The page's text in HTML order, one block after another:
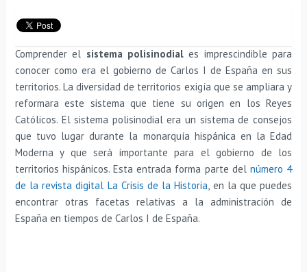
Comprender el sistema polisinodial es imprescindible para
conocer como era el gobierno de Carlos I de España en sus
territorios. La diversidad de territorios exigía que se ampliara y
reformara este sistema que tiene su origen en los Reyes
Católicos. El sistema polisinodial era un sistema de consejos
que tuvo lugar durante la monarquía hispánica en la Edad
Moderna y que será importante para el gobierno de los
territorios hispánicos. Esta entrada forma parte del número 4
de la revista digital La Crisis de la Historia, en la que puedes
encontrar otras facetas relativas a la administración de
España en tiempos de Carlos I de España.